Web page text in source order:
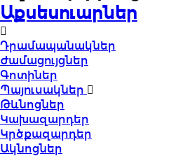
Աքսեսուարներ
Դրամապանակներ
Ժամացույցներ
Գոտիներ
Պայուսակներ
Թևնոցներ
Կախազարդեր
Կրծքազարդեր
Ակնոցներ